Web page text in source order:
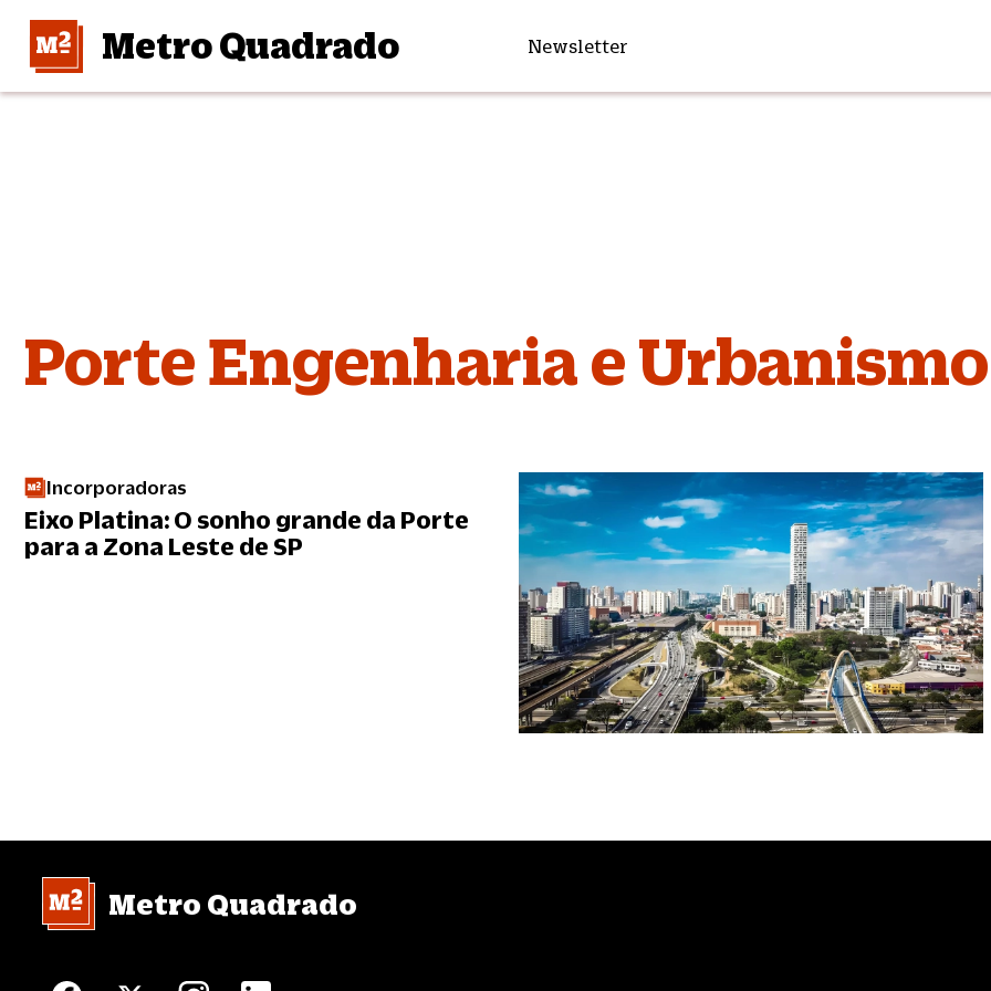
Metro Quadrado Newsletter
Porte Engenharia e Urbanismo
Incorporadoras
Eixo Platina: O sonho grande da Porte
para a Zona Leste de SP
Metro Quadrado